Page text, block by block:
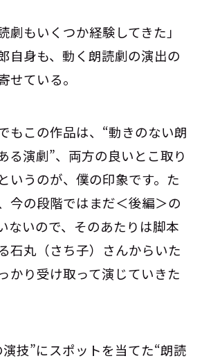
劇もいくつか経験してきた」
自身も、動く朗読劇の演出の
せている。
もこの作品は、“動きのない朗
る演劇”、両方の良いとこ取り
いうのが、僕の印象です。た
今の段階ではまだ＜後編＞の
ないので、そのあたりは脚本
石丸（さち子）さんからいた
かり受け取って演じていきた
技”にスポットを当てた“朗読